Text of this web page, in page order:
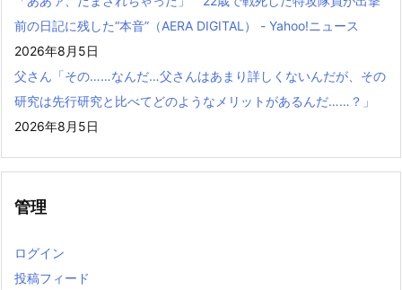
前の日記に残した“本音”（AERA DIGITAL） - Yahoo!ニュース
2026年8月5日
父さん「その……なんだ…父さんはあまり詳しくないんだが、その
研究は先行研究と比べてどのようなメリットがあるんだ……？」
2026年8月5日
管理
ログイン
投稿フィード